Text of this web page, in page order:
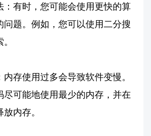
：有时，您可能会使用更快的算
问题。例如，您可以使用二分搜
存使用过多会导致软件变慢。
尽可能地使用最少的内存，并在
内存。